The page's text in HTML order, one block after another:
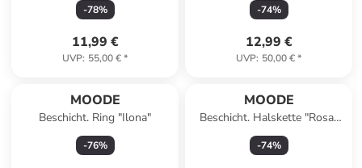
-78%
11,99 €
UVP: 55,00 €*
-74%
12,99 €
UVP: 50,00 €*
MOODE
Beschicht. Ring "Ilona"
-76%
MOODE
Beschicht. Halskette "Rosa"
mit Anhänger - (L)42 cm
-74%